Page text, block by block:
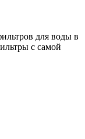
для воды в
с самой